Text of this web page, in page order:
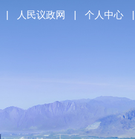
人民议政网 个人中心